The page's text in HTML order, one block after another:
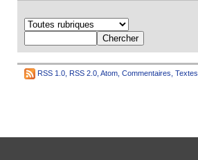
RSS 1.0 RSS 2.0 Atom Commentaires Textes